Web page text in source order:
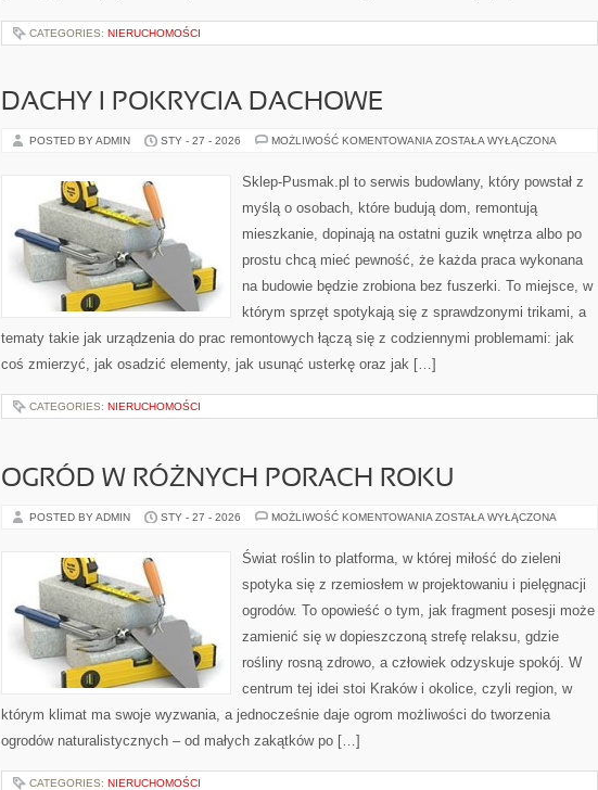
CATEGORIES: NIERUCHOMOŚCI
DACHY I POKRYCIA DACHOWE
POSTED BY ADMIN STY - 27 - 2026 MOŻLIWOŚĆ KOMENTOWANIA DACHY
DACHOWE
ZOSTAŁA WYŁĄCZONA
Sklep-Pusmak.pl to serwis budowlany, który powstał z
myślą o osobach, które budują dom, remontują
mieszkanie, dopinają na ostatni guzik wnętrza albo po
prostu chcą mieć pewność, że każda praca wykonana
na budowie będzie zrobiona bez fuszerki. To miejsce, w
którym sprzęt spotykają się z sprawdzonymi trikami, a
tematy takie jak urządzenia do prac remontowych łączą się z codziennymi problemami: jak
coś zmierzyć, jak osadzić elementy, jak usunąć usterkę oraz jak […]
CATEGORIES: NIERUCHOMOŚCI
OGRÓD W RÓŻNYCH PORACH ROKU
POSTED BY ADMIN STY - 27 - 2026 MOŻLIWOŚĆ KOMENTOWANIA OGRÓD
PORACH
ROKU
ZOSTAŁA WYŁĄCZONA
Świat roślin to platforma, w której miłość do zieleni
spotyka się z rzemiosłem w projektowaniu i pielęgnacji
ogrodów. To opowieść o tym, jak fragment posesji może
zamienić się w dopieszczoną strefę relaksu, gdzie
rośliny rosną zdrowo, a człowiek odzyskuje spokój. W
centrum tej idei stoi Kraków i okolice, czyli region, w
którym klimat ma swoje wyzwania, a jednocześnie daje ogrom możliwości do tworzenia
ogrodów naturalistycznych – od małych zakątków po […]
CATEGORIES: NIERUCHOMOŚCI